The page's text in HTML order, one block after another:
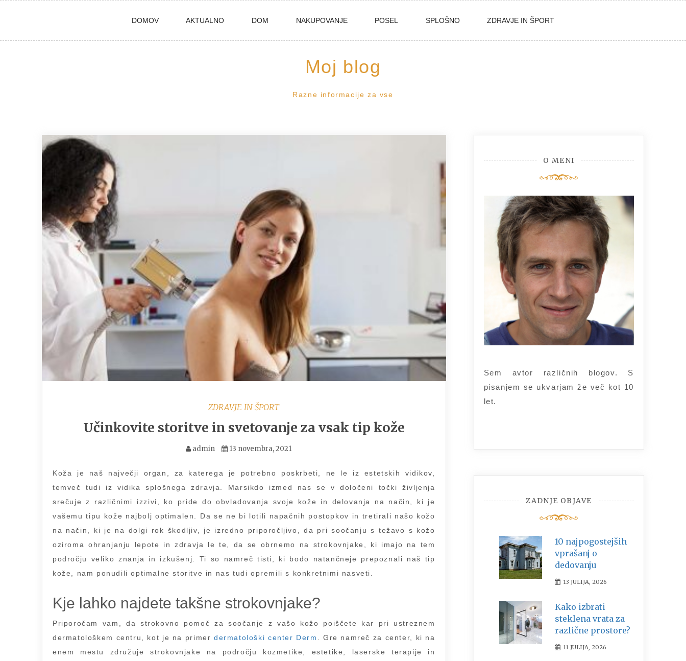
DOMOV AKTUALNO DOM NAKUPOVANJE POSEL SPLOŠNO ZDRAVJE IN ŠPORT
Moj blog
Razne informacije za vse
ZDRAVJE IN ŠPORT
Učinkovite storitve in svetovanje za vsak tip kože
admin 13 novembra, 2021
Koža je naš največji organ, za katerega je potrebno poskrbeti, ne le iz estetskih vidikov,
temveč tudi iz vidika splošnega zdravja. Marsikdo izmed nas se v določeni točki življenja
srečuje z različnimi izzivi, ko pride do obvladovanja svoje kože in delovanja na način, ki je
vašemu tipu kože najbolj optimalen. Da se ne bi lotili napačnih postopkov in tretirali našo kožo
na način, ki je na dolgi rok škodljiv, je izredno priporočljivo, da pri soočanju s težavo s kožo
oziroma ohranjanju lepote in zdravja le te, da se obrnemo na strokovnjake, ki imajo na tem
področju veliko znanja in izkušenj. Ti so namreč tisti, ki bodo natančneje prepoznali naš tip
kože, nam ponudili optimalne storitve in nas tudi opremili s konkretnimi nasveti.
Kje lahko najdete takšne strokovnjake?
Priporočam vam, da strokovno pomoč za soočanje z vašo kožo poiščete kar pri ustreznem
dermatološkem centru, kot je na primerdermatološki center Derm
. Gre namreč za center, ki na
enem mestu združuje strokovnjake na področju kozmetike, estetike, laserske terapije in
O MENI
Sem avtor različnih blogov. S
pisanjem se ukvarjam že več kot 10
let.
ZADNJE OBJAVE
10 najpogostejših
vprašanj o
dedovanju
13 JULIJA, 2026
Kako izbrati
steklena vrata za
različne prostore?
11 JULIJA, 2026